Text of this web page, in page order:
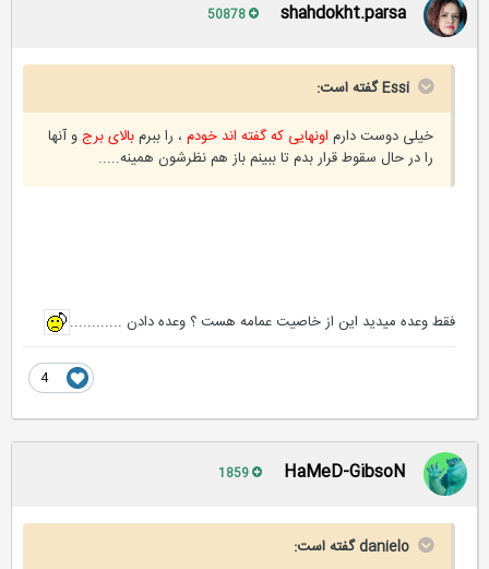
shahdokht.parsa
Essi گفته است:
خیلی دوست دارماونهایی که گفته اند خودم، را ببرمبالای برجو آنها
را در حال سقوط قرار بدم تا ببینم باز هم نظرشون همینه.....
فقط وعده میدید این از خاصیت عمامه هست ؟ وعده دادن ............
HaMeD-GibsoN
danielo گفته است: